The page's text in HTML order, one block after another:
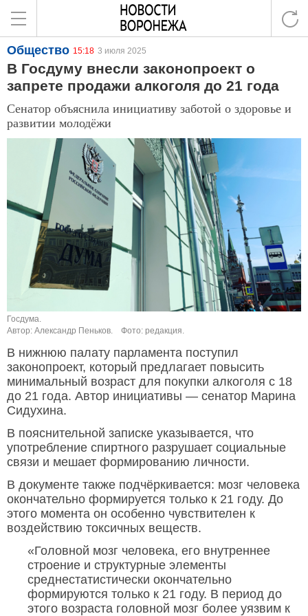
Общество 15:18 3 июля 2025
В Госдуму внесли законопроект о
запрете продажи алкоголя до 21 года
Сенатор объяснила инициативу заботой о здоровье и
развитии молодёжи
Госдума.
Автор: Александр Пеньков.
Фото: редакция.
В нижнюю палату парламента поступил
законопроект, который предлагает повысить
минимальный возраст для покупки алкоголя с 18
до 21 года. Автор инициативы — сенатор Марина
Сидухина.
В пояснительной записке указывается, что
употребление спиртного разрушает социальные
связи и мешает формированию личности.
В документе также подчёркивается: мозг человека
окончательно формируется только к 21 году. До
этого момента он особенно чувствителен к
воздействию токсичных веществ.
«Головной мозг человека, его внутреннее
строение и структурные элементы
среднестатистически окончательно
формируются только к 21 году. В период до
этого возраста головной мозг более уязвим к